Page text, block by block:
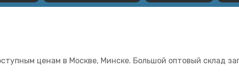
ценам в Москве, Минске. Большой оптовый склад